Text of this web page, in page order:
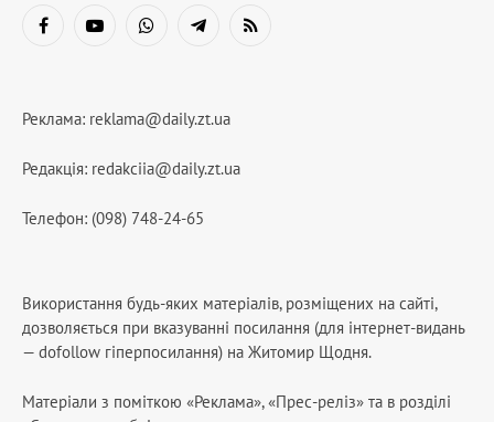
FacebookYouTubeWhatsAppTelegramRSS
Реклама: reklama@daily.zt.ua
Редакція: redakciia@daily.zt.ua
Телефон: (098) 748-24-65
Використання будь-яких матеріалів, розміщених на сайті,
дозволяється при вказуванні посилання (для інтернет-видань
— dofollow гіперпосилання) на Житомир Щодня.
Матеріали з поміткою «Реклама», «Прес-реліз» та в розділі